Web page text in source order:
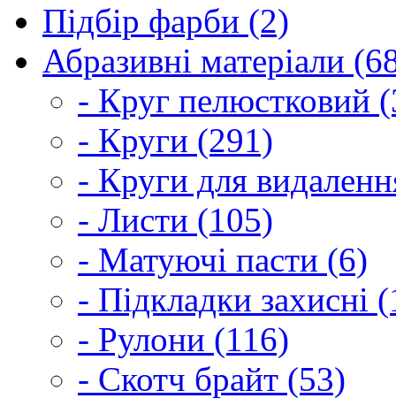
Підбір фарби (2)
Абразивні матеріали
- Круг пелюстковий
- Круги (291)
- Круги для
- Листи (105)
- Матуючі пасти (6)
- Підкладки захисні
- Рулони (116)
- Скотч брайт (53)